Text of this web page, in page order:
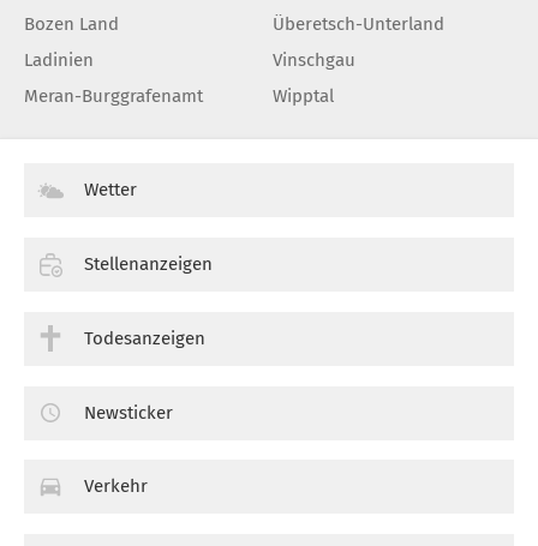
Bozen Land
Ladinien
Meran-Burggrafenamt
Überetsch-Unterland
Vinschgau
Wipptal
Wetter
Stellenanzeigen
Todesanzeigen
Newsticker
Verkehr